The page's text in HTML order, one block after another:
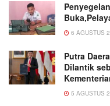
6 AGUSTUS
Putra
Dilantik
5 AGUSTUS